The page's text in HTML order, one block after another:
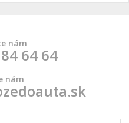
nám
64 64
nám